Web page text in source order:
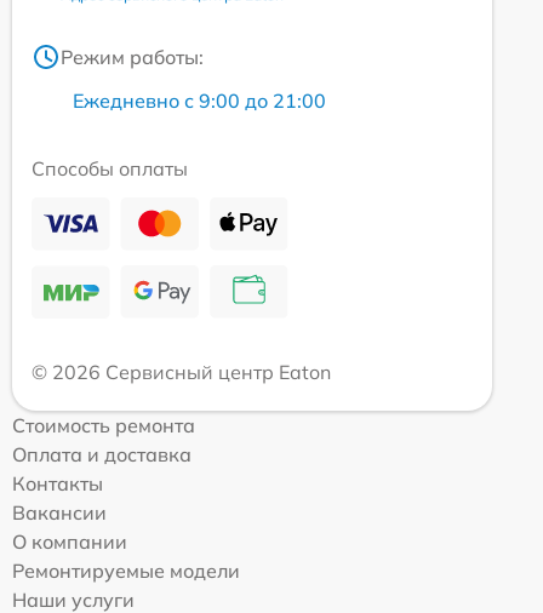
Режим работы:
Ежедневно с 9:00 до 21:00
Способы оплаты
© 2026 Сервисный центр Eaton
Стоимость ремонта
Оплата и доставка
Контакты
Вакансии
О компании
Ремонтируемые модели
Наши услуги